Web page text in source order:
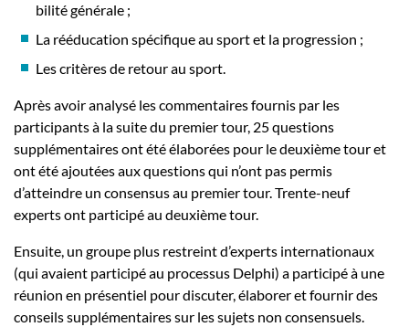
bilité générale ;
La rééducation spécifique au sport et la progression ;
Les critères de retour au sport.
Après avoir analysé les commentaires fournis par les
participants à la suite du premier tour, 25 questions
supplémentaires ont été élaborées pour le deuxième tour et
ont été ajoutées aux questions qui n’ont pas permis
d’atteindre un consensus au premier tour. Trente-neuf
experts ont participé au deuxième tour.
Ensuite, un groupe plus restreint d’experts internationaux
(qui avaient participé au processus Delphi) a participé à une
réunion en présentiel pour discuter, élaborer et fournir des
conseils supplémentaires sur les sujets non consensuels.